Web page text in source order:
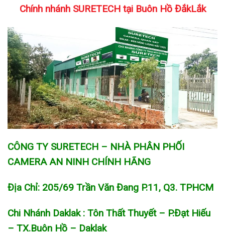
Chính nhánh SURETECH tại Buôn Hồ ĐắkLắk
CÔNG TY SURETECH – NHÀ PHÂN PHỐI
CAMERA AN NINH CHÍNH HÃNG
Địa Chỉ: 205/69 Trần Văn Đang P.11, Q3. TPHCM
Chi Nhánh Daklak : Tôn Thất Thuyết – P.Đạt Hiếu
– TX.Buôn Hồ – Daklak